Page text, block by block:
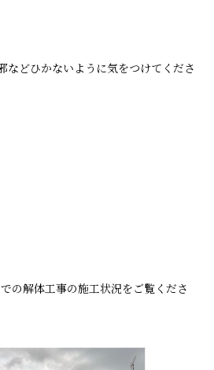
などひかないように気をつけてくださ
の解体工事の施工状況をご覧くださ